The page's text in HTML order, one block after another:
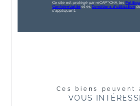
Ce site est protégé par reCAPTCHA, les
Confidentialité et esConditions d'utilisation
s'appliquent.
Ces biens peuvent
VOUS